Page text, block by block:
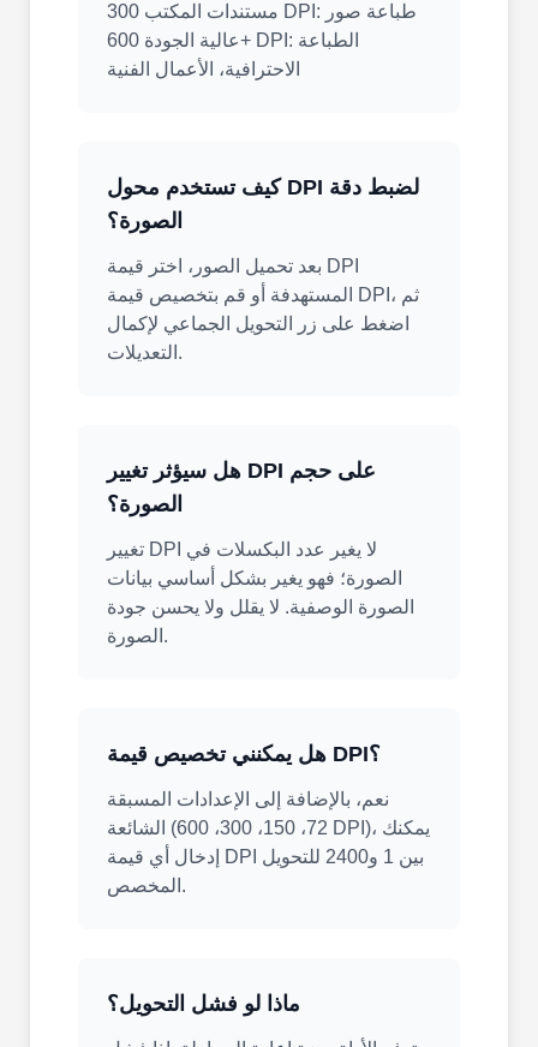
مستندات المكتب 300 DPI: طباعة صور
عالية الجودة 600+ DPI: الطباعة
الاحترافية، الأعمال الفنية
كيف تستخدم محول DPI لضبط دقة
الصورة؟
بعد تحميل الصور، اختر قيمة DPI
المستهدفة أو قم بتخصيص قيمة DPI، ثم
اضغط على زر التحويل الجماعي لإكمال
التعديلات.
هل سيؤثر تغيير DPI على حجم
الصورة؟
تغيير DPI لا يغير عدد البكسلات في
الصورة؛ فهو يغير بشكل أساسي بيانات
الصورة الوصفية. لا يقلل ولا يحسن جودة
الصورة.
هل يمكنني تخصيص قيمة DPI؟
نعم، بالإضافة إلى الإعدادات المسبقة
الشائعة (72، 150، 300، 600 DPI)، يمكنك
إدخال أي قيمة DPI بين 1 و2400 للتحويل
المخصص.
ماذا لو فشل التحويل؟